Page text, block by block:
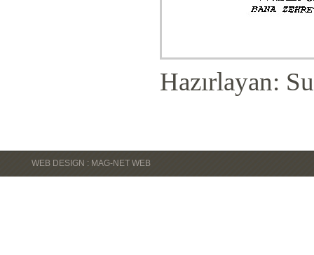
Hazırlayan:
WEB DESIGN : MAG-NET WEB